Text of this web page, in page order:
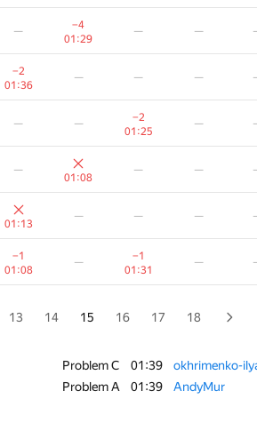
—
−4
01:29
— —
−2
01:36
— — —
— —
−2
01:25
—
—
01:08
— —
01:13
— — —
−1
01:08
—
−1
01:31
—
00:55
—
01:37
01:20
−10
01:32
01:18
—
01:25
—
−3
01:20
−7
01:38
—
—
−4
—
13 14 15 16 17 18
Problem C 01:39
okhrimenko-
Problem A 01:39 AndyMur